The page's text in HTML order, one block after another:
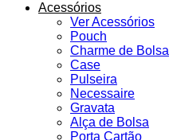
Acessórios
Ver Acessórios
Pouch
Charme de Bolsa
Case
Pulseira
Necessaire
Gravata
Alça de Bolsa
Porta Cartão